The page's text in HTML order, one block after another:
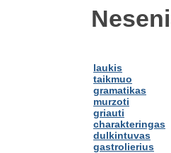
laukis
taikmuo
gramatikas
murzoti
griauti
charakteringas
dulkintuvas
gastrolierius